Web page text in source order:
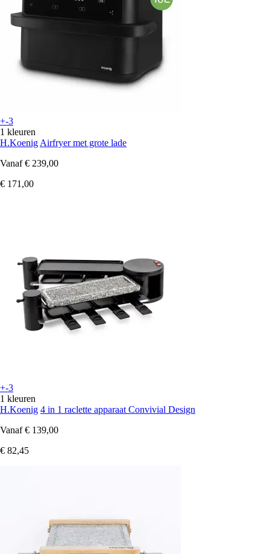
+-3
1 kleuren
H.Koenig Airfryer met grote lade
Vanaf € 239,00
€ 171,00
+-3
1 kleuren
H.Koenig 4 in 1 raclette apparaat Convivial Design
Vanaf € 139,00
€ 82,45